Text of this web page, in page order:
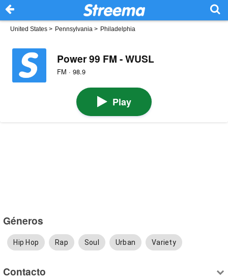
United States > Pennsylvania > Philadelphia
Power 99 FM - WUSL
FM · 98.9
Play
Géneros
Hip Hop Rap Soul Urban Variety
Contacto